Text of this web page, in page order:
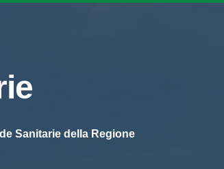
Sanitarie della Regione